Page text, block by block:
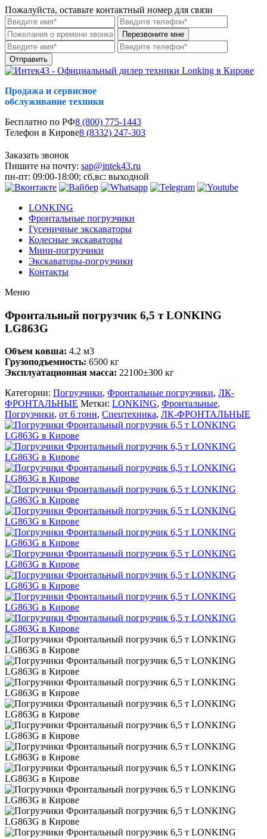
Пожалуйста, оставьте контактный номер для связи
Перезвоните мне
Отправить
Продажа и сервисное
обслуживание техники
Бесплатно по РФ8 (800) 775-1443
Телефон в Кирове8 (8332) 247-303
Заказать звонок
Пишите на почту: sap@intek43.ru
пн-пт: 09:00-18:00; сб,вс: выходной
LONKING
Фронтальные погрузчики
Гусеничные экскаваторы
Колесные экскаваторы
Мини-погрузчики
Экскаваторы-погрузчики
Контакты
Меню
Фронтальный погрузчик 6,5 т LONKING
LG863G
Объем ковша: 4.2 м3
Грузоподъемность: 6500 кг
Эксплуатационная масса: 22100±300 кг
Категории: Погрузчики, Фронтальные погрузчики, ЛК-
ФРОНТАЛЬНЫЕ Метки: LONKING, Фронтальные,
Погрузчики, от 6 тонн, Спецтехника, ЛК-ФРОНТАЛЬНЫЕ